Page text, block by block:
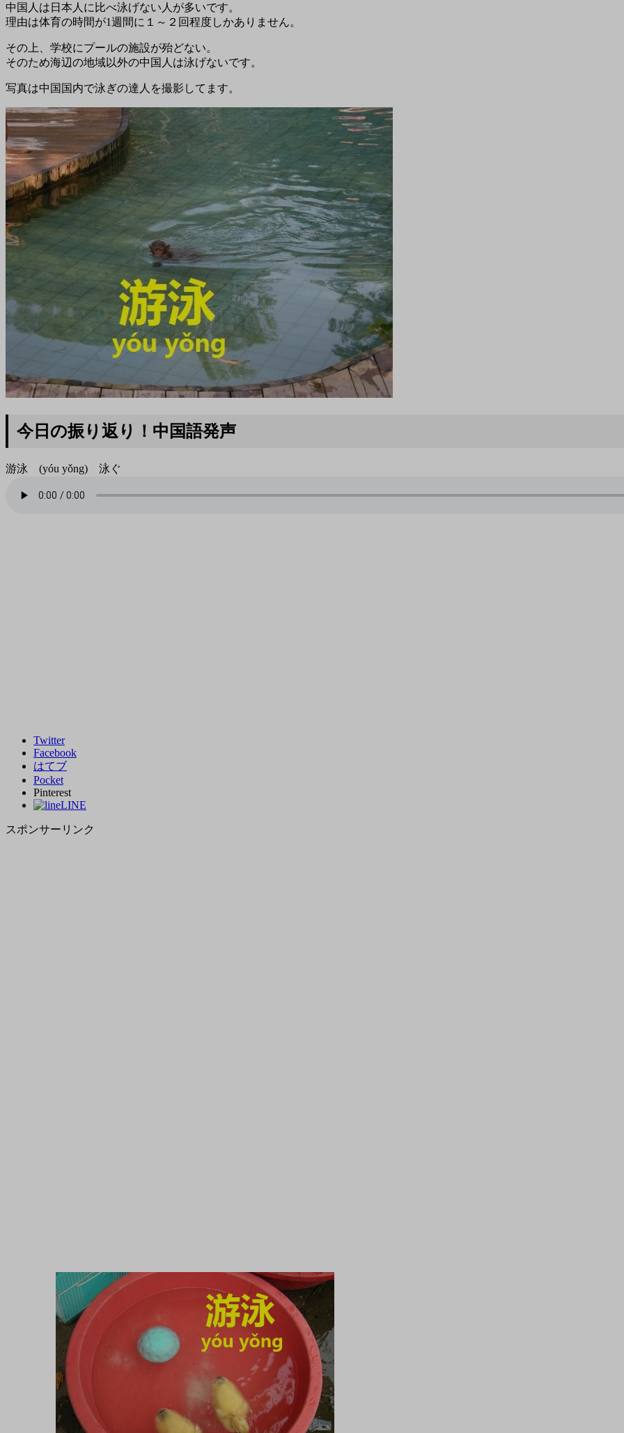
中国人は日本人に比べ泳げない人が多いです。
理由は体育の時間が1週間に１～２回程度しかありません。
その上、学校にプールの施設が殆どない。
そのため海辺の地域以外の中国人は泳げないです。
写真は中国国内で泳ぎの達人を撮影してます。
今日の振り返り！中国語発声
游泳 (yóu yǒng) 泳ぐ
Twitter
Facebook
はてブ
Pocket
Pinterest
LINE
スポンサーリンク